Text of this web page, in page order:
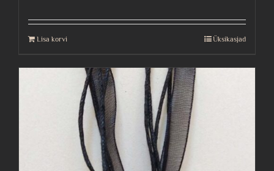
Lisa korvi Üksikasjad